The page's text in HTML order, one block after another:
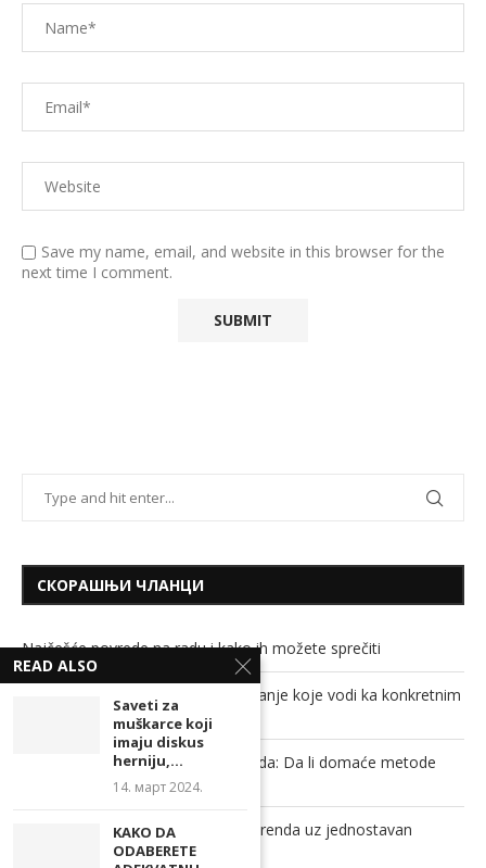
Save my name, email, and website in this browser for the
next time I comment.
СКОРАШЊИ ЧЛАНЦИ
Najčešće povrede na radu i kako ih možete sprečiti
Savremeni studenti traže obrazovanje koje vodi ka konkretnim
Soda bikarbona, sirće i ključala voda: Da li domaće metode
stvarno mogu da odguše cev?
Povećajte prepoznatljivost svog brenda uz jednostavan
promotivni proizvod!
READ ALSO
Saveti za
muškarce koji
imaju diskus
herniju,...
14. март 2024.
KAKO DA
ODABERETE